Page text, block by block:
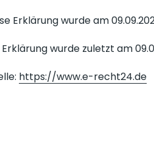
Erklärung wurde am
Erklärung wurde zuletzt am
https://www.e-recht24.de